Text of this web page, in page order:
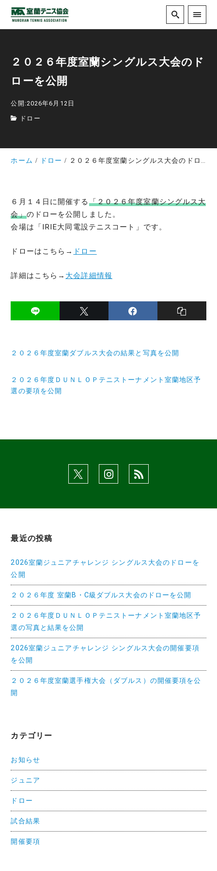
２０２６年度室蘭シングルス大会のド
ローを公開
公開:2026年6月12日
ドロー
ホーム ドロー ２０２６年度室蘭シングルス大会のドローを公開
６月１４日に開催する 「２０２６年度室蘭シングルス大
会」のドローを公開しました。
会場は「IRIE大同電設テニスコート」です。
ドローはこちら→ ドロー
詳細はこちら→ 大会詳細情報
ナ
ビ
２０２６年度室蘭ダブルス大会の結果と写真を公開
２０２６年度ＤＵＮＬＯＰテニストーナメント室蘭地区予
選の要項を公開
最近の投稿
2026室蘭ジュニアチャレンジ シングルス大会のドローを
公開
２０２６年度 室蘭B・C級ダブルス大会のドローを公開
２０２６年度ＤＵＮＬＯＰテニストーナメント室蘭地区予
選の写真と結果を公開
2026室蘭ジュニアチャレンジ シングルス大会の開催要項
を公開
２０２６年度室蘭選手権大会（ダブルス）の開催要項を公
開
カテゴリー
お知らせ
ジュニア
ドロー
試合結果
開催要項